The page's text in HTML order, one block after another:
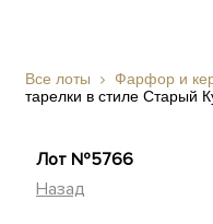
Все лоты Фарфор и
тарелки в стиле Старый
Лот №5766
Назад